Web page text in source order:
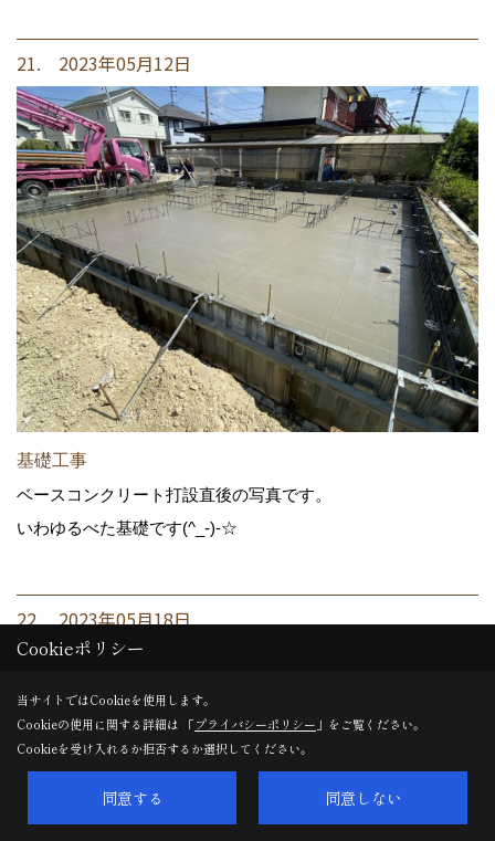
21. 2023年05月12日
基礎工事
ベースコンクリート打設直後の写真です。
いわゆるべた基礎です(^_-)-☆
22. 2023年05月18日
Cookieポリシー
当サイトではCookieを使用します。
Cookieの使用に関する詳細は 「プライバシーポリシー 」をご覧ください。
Cookieを受け入れるか拒否するか選択してください。
同意する 同意しない